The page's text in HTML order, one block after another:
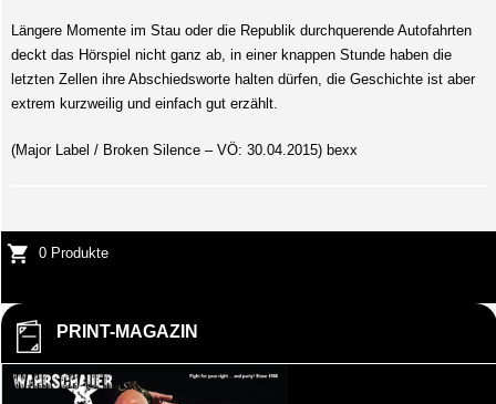
Längere Momente im Stau oder die Republik durchquerende Autofahrten
deckt das Hörspiel nicht ganz ab, in einer knappen Stunde haben die
letzten Zellen ihre Abschiedsworte halten dürfen, die Geschichte ist aber
extrem kurzweilig und einfach gut erzählt.
(Major Label / Broken Silence – VÖ: 30.04.2015) bexx
0 Produkte
PRINT-MAGAZIN